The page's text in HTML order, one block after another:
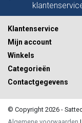
Klantenservice
Mijn account
Winkels
Categorieën
Contactgegevens
© Copyright 2026 -